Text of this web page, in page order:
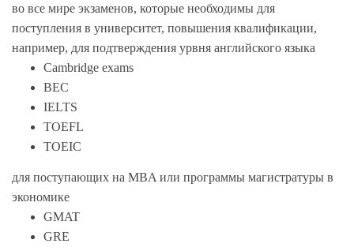
во все мире экзаменов, которые необходимы для
поступления в университет, повышения квалификации,
например, для подтверждения урвня английского языка
Cambridge exams
BEC
IELTS
TOEFL
TOEIC
для поступающих на MBA или программы магистратуры в
экономике
GMAT
GRE